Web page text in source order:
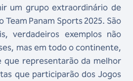
um grupo extraordinário de
Team Panam Sports 2025. São
verdadeiros exemplos não
mas em todo o continente,
representarão da melhor
que participarão dos Jogos